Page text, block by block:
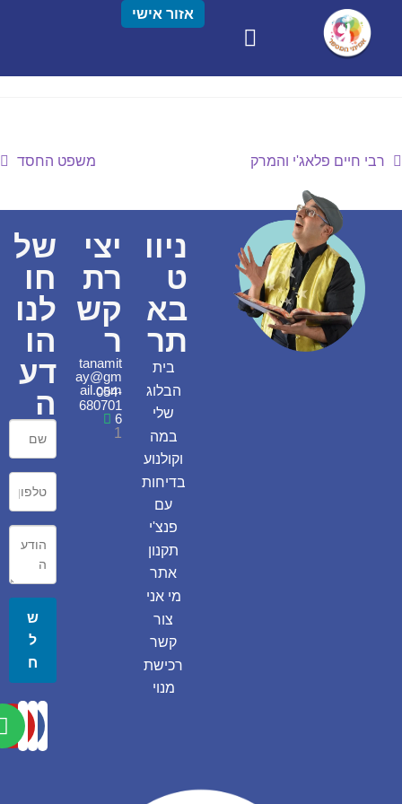
אזור אישי
רבי חיים פלאג'י והמרק משפט החסד
ניוו
ט
בא
תר
בית
הבלוג
שלי
במה
וקולנוע
בדיחות
עם
פנצ'י
תקנון
אתר
מי אני
צור
קשר
רכישת
מנוי
יצי
רת
קש
ר
tanamit
ay@gm
ail.com
054-
680701
6
1
של
חו
לנו
הו
דע
ה
ש
ל
ח